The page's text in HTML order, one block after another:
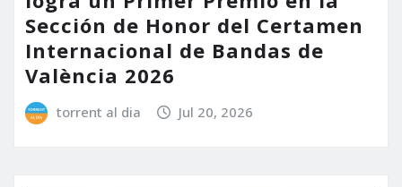
Sección de Honor del Certamen
Internacional de Bandas de
València 2026
torrent al dia Jul 20, 2026